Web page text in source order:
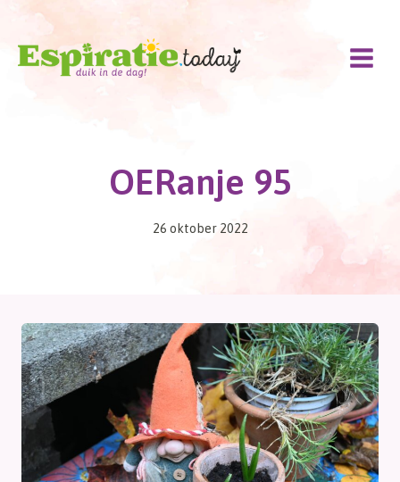
Doorgaan
inhoud
OERanje 95
26 oktober 2022